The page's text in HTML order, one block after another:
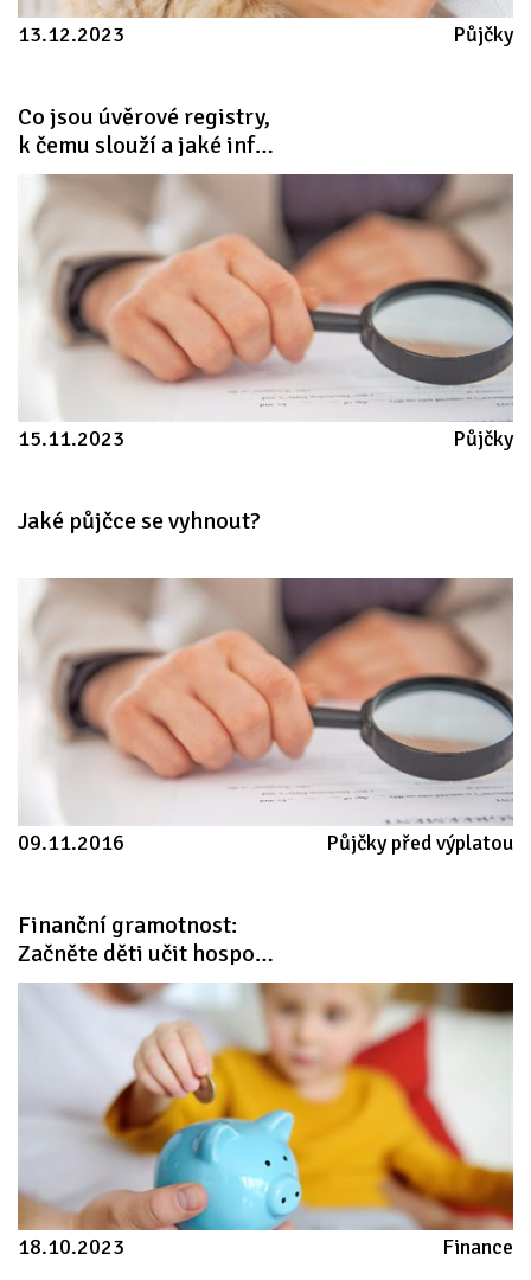
13.12.2023 Půjčky
Co jsou úvěrové registry,
k čemu slouží a jaké informace vám poskytnou
15.11.2023 Půjčky
Jaké půjčcesevyhnout?
09.11.2016 Půjčky před výplatou
Finanční gramotnost:
Začněte děti učit hospodařit s penězi od školky
18.10.2023 Finance